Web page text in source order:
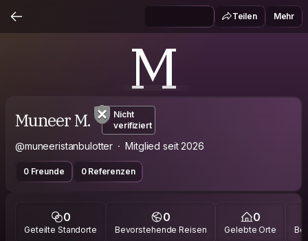
Teilen Mehr
M
Muneer M.
Nicht
verifiziert
@muneeristanbulotter Mitglied seit 2026
0 Freunde 0 Referenzen
0
Geteilte Standorte
0
Bevorstehende Reisen
0
Gelebte Orte